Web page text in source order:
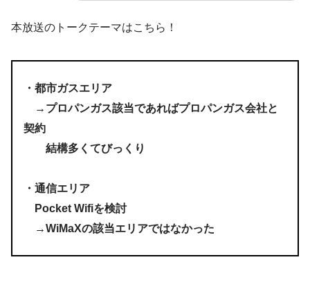
本放送のトークテーマはこちら！
・都市ガスエリア
→プロパンガス該当であればプロパンガス会社と
契約
結構多くてびっくり
・通信エリア
Pocket Wifiを検討
→WiMaXの該当エリアではなかった